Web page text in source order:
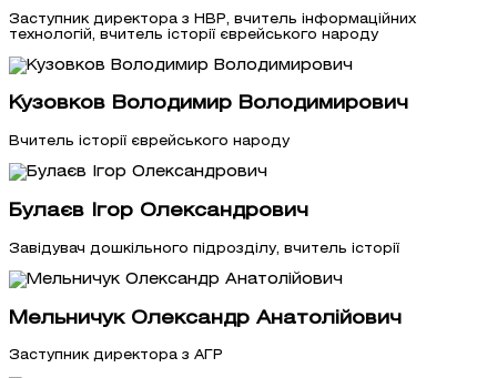
Заступник директора з НВР, вчитель інформаційних
технологій, вчитель історії єврейського народу
Кузовков Володимир Володимирович
Вчитель історії єврейського народу
Булаєв Ігор Олександрович
Завідувач дошкільного підрозділу, вчитель історії
Мельничук Олександр Анатолійович
Заступник директора з АГР